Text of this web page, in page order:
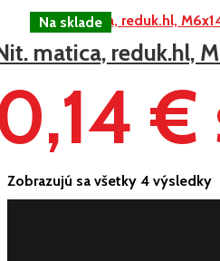
matica, reduk.hl,
€
Zobrazujú sa všetky 4 výsledky